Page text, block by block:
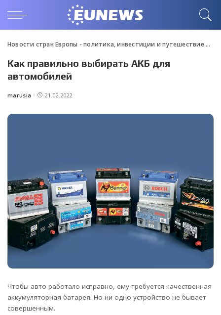
Новости стран Европы - политика, инвестиции и путешествие>
Как правильно выбирать АКБ для
автомобилей
Posted
marusia 21.02.2022
Чтобы авто работало исправно, ему требуется качественная
аккумуляторная батарея. Но ни одно устройство не бывает
совершенным.